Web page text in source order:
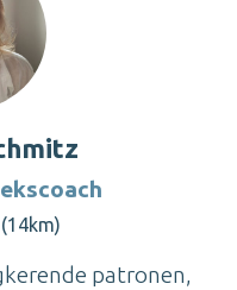
patronen,